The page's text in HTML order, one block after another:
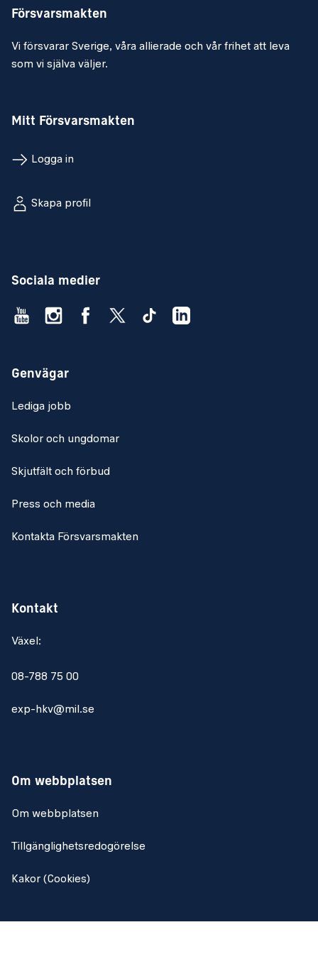
Försvarsmakten
Vi försvarar Sverige, våra allierade och vår frihet att leva
som vi själva väljer.
Mitt Försvarsmakten
Logga in
Skapa profil
Sociala medier
Genvägar
Lediga jobb
Skolor och ungdomar
Skjutfält och förbud
Press och media
Kontakta Försvarsmakten
Kontakt
Växel:
08-788 75 00
exp-hkv@mil.se
Om webbplatsen
Om webbplatsen
Tillgänglighetsredogörelse
Kakor (Cookies)